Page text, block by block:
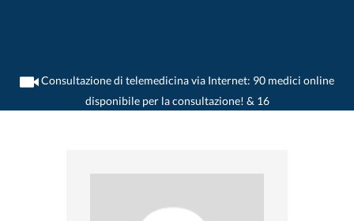
Consultazione di telemedicina via Internet: 90 medici online
disponibile per la consultazione! & 16
>Dentista>Erstfeld>Dr. Per Granvik